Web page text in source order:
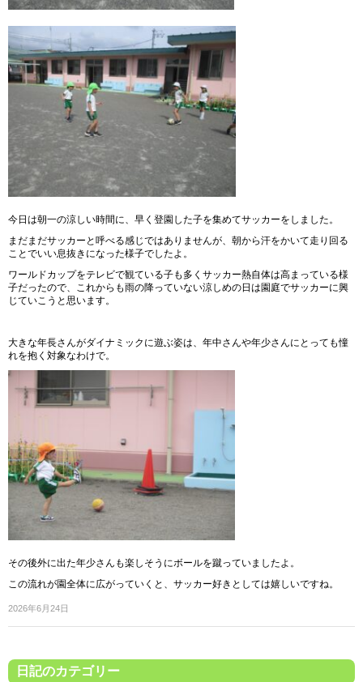
今日は朝一の涼しい時間に、早く登園した子を集めてサッカーをしました。
まだまだサッカーと呼べる感じではありませんが、朝から汗をかいて走り回る
ことでいい息抜きになった様子でしたよ。
ワールドカップをテレビで観ている子も多くサッカー熱自体は高まっている様
子だったので、これからも雨の降っていない涼しめの日は園庭でサッカーに興
じていこうと思います。
大きな年長さんがダイナミックに遊ぶ姿は、年中さんや年少さんにとっても憧
れを抱く対象なわけで。
その後外に出た年少さんも楽しそうにボールを蹴っていましたよ。
この流れが園全体に広がっていくと、サッカー好きとしては嬉しいですね。
2026年6月24日
日記のカテゴリー